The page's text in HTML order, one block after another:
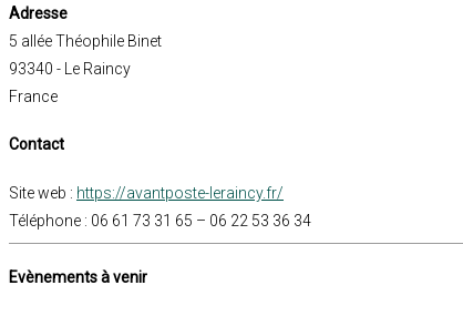
Adresse
5 allée Théophile Binet
93340 - Le Raincy
France
Contact
Site web : https://avantposte-leraincy.fr/
Téléphone : 06 61 73 31 65 – 06 22 53 36 34
Evènements à venir